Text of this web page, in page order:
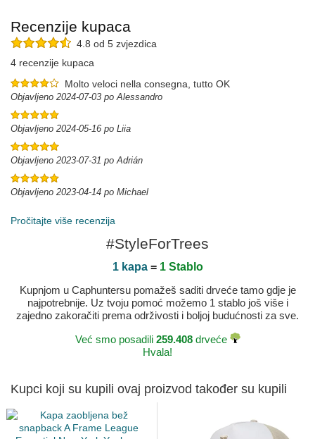
Recenzije kupaca
4.8 od 5 zvjezdica
4 recenzije kupaca
Molto veloci nella consegna, tutto OK
Objavljeno 2024-07-03 po Alessandro
Objavljeno 2024-05-16 po Liia
Objavljeno 2023-07-31 po Adrián
Objavljeno 2023-04-14 po Michael
Pročitajte više recenzija
#StyleForTrees
1 kapa= 1 Stablo
Kupnjom u Caphuntersu pomažeš saditi drveće tamo gdje je
najpotrebnije. Uz tvoju pomoć možemo 1 stablo još više i
zajedno zakoračiti prema održivosti i boljoj budućnosti za sve.
Već smo posadili 259.408drveće
Hvala!
Kupci koji su kupili ovaj proizvod također su kupili